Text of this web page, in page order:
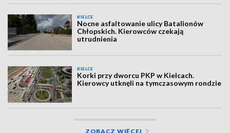
KIELCE
Nocne asfaltowanie ulicy Batalionów
Chłopskich. Kierowców czekają
utrudnienia
KIELCE
Korki przy dworcu PKP w Kielcach.
Kierowcy utknęli na tymczasowym rondzie
ZOBACZ WIĘCEJ